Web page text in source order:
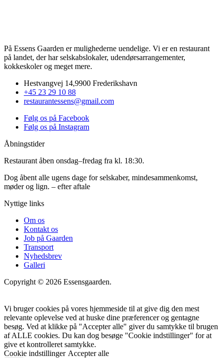
På Essens Gaarden er mulighederne uendelige. Vi er en restaurant
på landet, der har selskabslokaler, udendørsarrangementer,
kokkeskoler og meget mere.
Hestvangvej 14,9900 Frederikshavn
+45 23 29 10 88
restaurantessens@gmail.com
Følg os på Facebook
Følg os på Instagram
Åbningstider
Restaurant åben onsdag–fredag fra kl. 18:30.
Dog åbent alle ugens dage for selskaber, mindesammenkomst,
møder og lign. – efter aftale
Nyttige links
Om os
Kontakt os
Job på Gaarden
Transport
Nyhedsbrev
Galleri
Copyright © 2026 Essensgaarden.
Vi bruger cookies på vores hjemmeside til at give dig den mest
relevante oplevelse ved at huske dine præferencer og gentagne
besøg. Ved at klikke på "Accepter alle" giver du samtykke til brugen
af ALLE cookies. Du kan dog besøge "Cookie indstillinger" for at
give et kontrolleret samtykke.
Cookie indstillinger Accepter alle